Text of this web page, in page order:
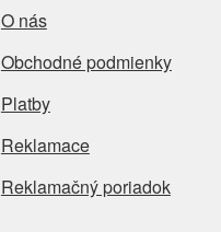
O nás
Obchodné podmienky
Platby
Reklamace
Reklamačný poriadok